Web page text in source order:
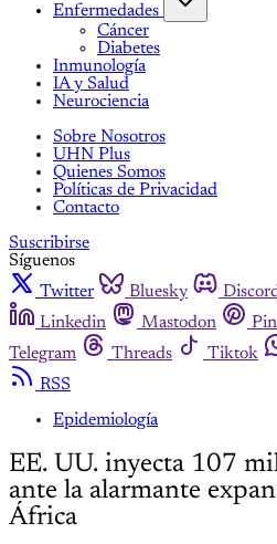
Enfermedades
Cáncer
Diabetes
Inmunología
IA y Salud
Neurociencia
Sobre Nosotros
UHN Plus
Quienes Somos
Políticas de Privacidad
Contacto
Suscribirse
Síguenos
Twitter
Bluesky
Linkedin
Mastodon
Telegram
Threads Tiktok
RSS
Epidemiología
EE. UU. inyecta 107
ante la alarmante
África